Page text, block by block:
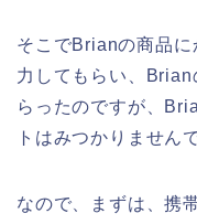
そこでBrianの商品
力してもらい、Brian
らったのですが、
トはみつかりません
なので、まずは、携